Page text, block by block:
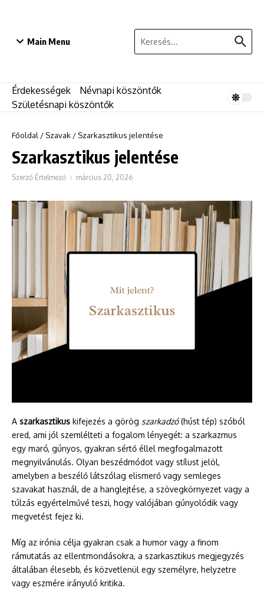
Main Menu
Keresés:
Érdekességek
Névnapi köszöntők
Születésnapi köszöntők
Főoldal / Szavak / Szarkasztikus jelentése
Szarkasztikus jelentése
Szerző Értelmező március 20, 2026
A szarkasztikus kifejezés a görög szarkadzó(húst tép) szóból
ered, ami jól szemlélteti a fogalom lényegét: a szarkazmus
egy maró, gúnyos, gyakran sértő éllel megfogalmazott
megnyilvánulás. Olyan beszédmódot vagy stílust jelöl,
amelyben a beszélő látszólag elismerő vagy semleges
szavakat használ, de a hanglejtése, a szövegkörnyezet vagy a
túlzás egyértelművé teszi, hogy valójában gúnyolódik vagy
megvetést fejez ki.
Míg az irónia célja gyakran csak a humor vagy a finom
rámutatás az ellentmondásokra, a szarkasztikus megjegyzés
általában élesebb, és közvetlenül egy személyre, helyzetre
vagy eszmére irányuló kritika.